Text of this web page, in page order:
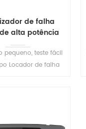
de falha
alta potência
S208
pequeno, teste fácil
Locador de falha